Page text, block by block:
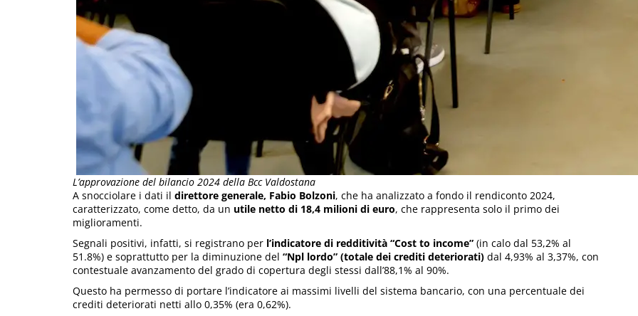
L’approvazione del bilancio 2024 della Bcc Valdostana
A snocciolare i dati il direttore generale, Fabio Bolzoni, che ha analizzato a fondo il rendiconto 2024,
caratterizzato, come detto, da un utile netto di 18,4 milioni di euro, che rappresenta solo il primo dei
miglioramenti.
Segnali positivi, infatti, si registrano per l’indicatore di redditività “Cost to income” (in calo dal 53,2% al
51.8%) e soprattutto per la diminuzione del “Npl lordo” (totale dei crediti deteriorati) dal 4,93% al 3,37%, con
contestuale avanzamento del grado di copertura degli stessi dall’88,1% al 90%.
Questo ha permesso di portare l’indicatore ai massimi livelli del sistema bancario, con una percentuale dei
crediti deteriorati netti allo 0,35% (era 0,62%).